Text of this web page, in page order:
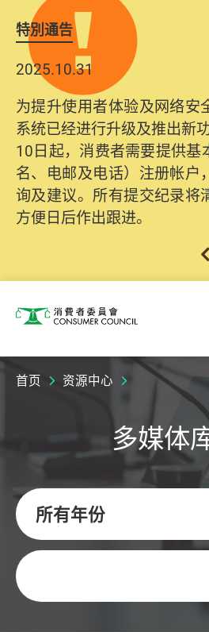
特別通告
2025.10.31
为提升使用者体验及网络安
系统已经进行升级及推出新
10日起，消费者需要提供基
名、电邮及电话）注册帐户
询及建议。所有提交纪录将
方便日后作出跟进。
消费者委员会
首页 资源中心
多媒体
所有年份
关键字